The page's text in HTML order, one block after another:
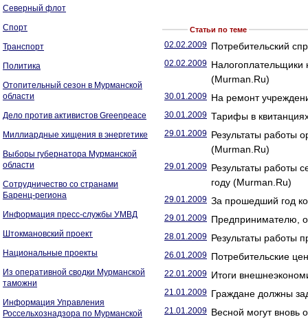
Северный флот
Спорт
Транспорт
Политика
Отопительный сезон в Мурманской
области
Дело против активистов Greenpeace
Миллиардные хищения в энергетике
Выборы губернатора Мурманской
области
Сотрудничество со странами
Баренц-региона
Информация пресс-службы УМВД
Штокмановский проект
Национальные проекты
Из оперативной сводки Мурманской
таможни
Информация Управления
Россельхознадзора по Мурманской
Статьи по теме
02.02.2009 Потребительский
02.02.2009 Налогоплательщики
(Murman.Ru)
30.01.2009 На ремонт
30.01.2009 Тарифы в
29.01.2009 Результаты работы
(Murman.Ru)
29.01.2009 Результаты работы
году (Murman.Ru)
29.01.2009 За прошедший год
29.01.2009 Предпринимателю,
28.01.2009 Результаты работы
26.01.2009 Потребительские
22.01.2009 Итоги
21.01.2009 Граждане должны
21.01.2009 Весной могут вновь